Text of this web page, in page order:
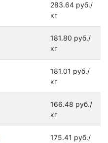
283.64 руб./
кг
181.80 руб./
кг
181.01 руб./
кг
166.48 руб./
кг
175.41 руб./